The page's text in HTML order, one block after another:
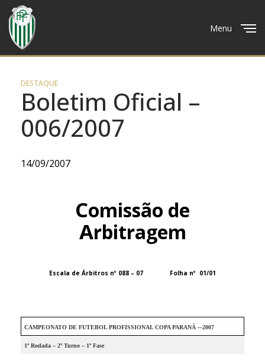
Menu
DESTAQUE
Boletim Oficial –
006/2007
14/09/2007
Comissão de
Arbitragem
Escala de Árbitros nº 088 – 07 Folha nº 01/01
CAMPEONATO DE FUTEBOL PROFISSIONAL COPA PARANÁ –-2007
1º Rodada – 2º Turno – 1º Fase